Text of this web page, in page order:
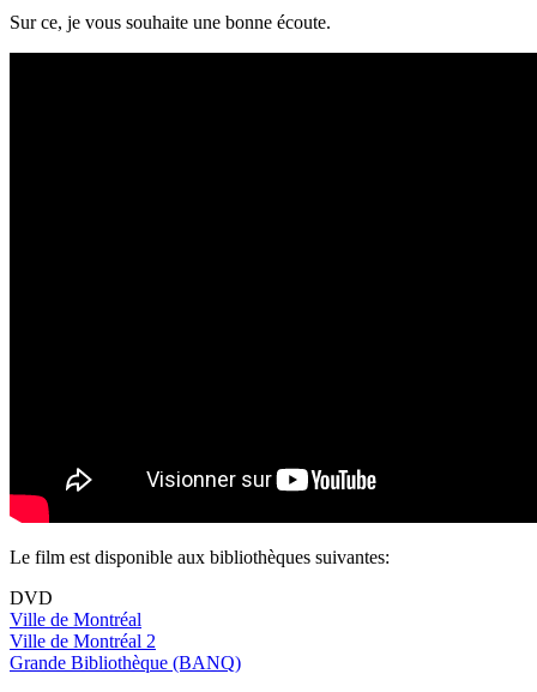
Sur ce, je vous souhaite une bonne écoute.
Le film est disponible aux bibliothèques suivantes:
DVD
Ville de Montréal
Ville de Montréal 2
Grande Bibliothèque (BANQ)